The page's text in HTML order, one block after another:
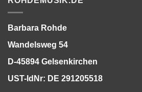
Barbara Rohde
Wandelsweg 54
D-45894 Gelsenkirchen
UST-IdNr: DE 291205518